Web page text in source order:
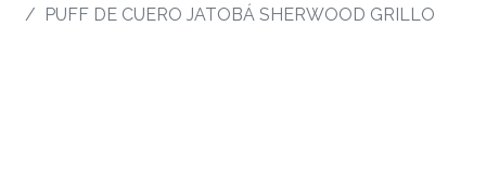
PUFF DE CUERO JATOBÁ SHERWOOD GRILLO